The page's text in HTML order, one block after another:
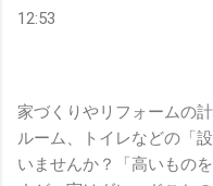
12:53
家づくりやリフォームの
ルーム、トイレなどの「
いませんか？「高いもの